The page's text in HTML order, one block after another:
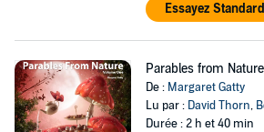
Essayez
Parables from
De : Margaret Gatty
Lu par : David Thorn,
Durée : 2 h et 40 min